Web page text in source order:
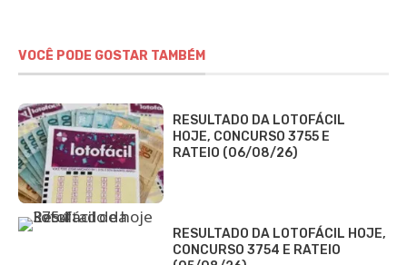
VOCÊ PODE GOSTAR TAMBÉM
RESULTADO DA LOTOFÁCIL
HOJE, CONCURSO 3755 E
RATEIO (06/08/26)
RESULTADO DA LOTOFÁCIL HOJE,
CONCURSO 3754 E RATEIO